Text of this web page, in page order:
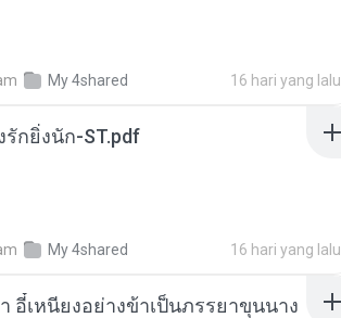
My 4shared 16 hari yang lalu
รักยิ่งนัก-ST.pdf
My 4shared 16 hari yang lalu
อี๋เหนียงอย่างข้าเป็นภรรยาขุนนาง